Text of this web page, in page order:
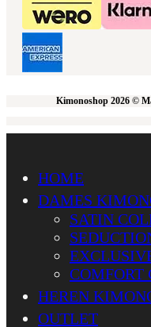
Kimonoshop 2026 ©
HOME
DAMES
SATIN
COMFORT
HEREN
OUTLET